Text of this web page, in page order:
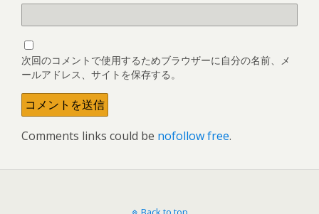
次回のコメントで使用するためブラウザーに自分の名前、メ
ールアドレス、サイトを保存する。
Comments links could be nofollow free.